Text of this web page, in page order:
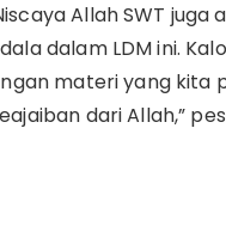
Allah SWT
dalam LDM ini.
materi yang kita
dari Allah,”